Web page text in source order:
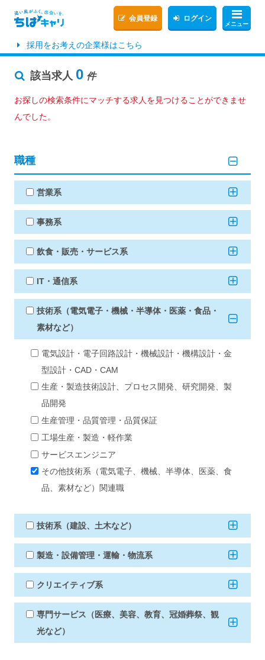
メニュー
会員登録 ログイン
採用をお考えの企業様はこちら
該当求人 0 件
お探しの検索条件にマッチする求人を見つけることができませ
んでした。
職種
営業系
事務系
飲食・販売・サービス系
IT・通信系
技術系（電気電子・機械・半導体・医薬・食品・
素材など）
電気設計・電子回路設計・機械設計・機構設計・金
型設計・CAD・CAM
生産・製造技術設計、プロセス開発、研究開発、製
品開発
生産管理・品質管理・品質保証
工場生産・製造・軽作業
サービスエンジニア
その他技術系（電気電子、機械、半導体、医薬、食
品、素材など）関連職
技術系（建設、土木など）
製造・設備管理・運輸・物流系
クリエイティブ系
専門サービス（医療、美容、教育、冠婚葬祭、観
光など）